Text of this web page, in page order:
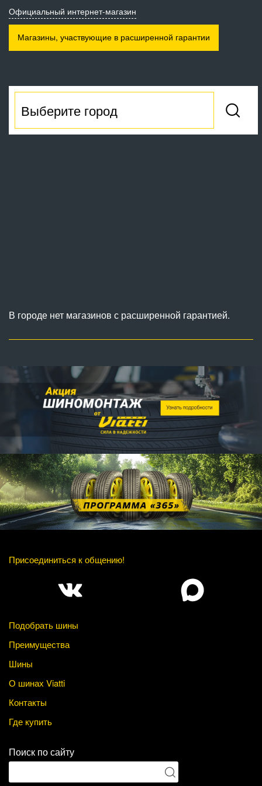
Официальный интернет-магазин
Магазины, участвующие в расширенной гарантии
В городе нет магазинов с расширенной гарантией.
Присоединиться к общению!
Подобрать шины
Преимущества
Шины
О шинах Viatti
Контакты
Где купить
Поиск по сайту